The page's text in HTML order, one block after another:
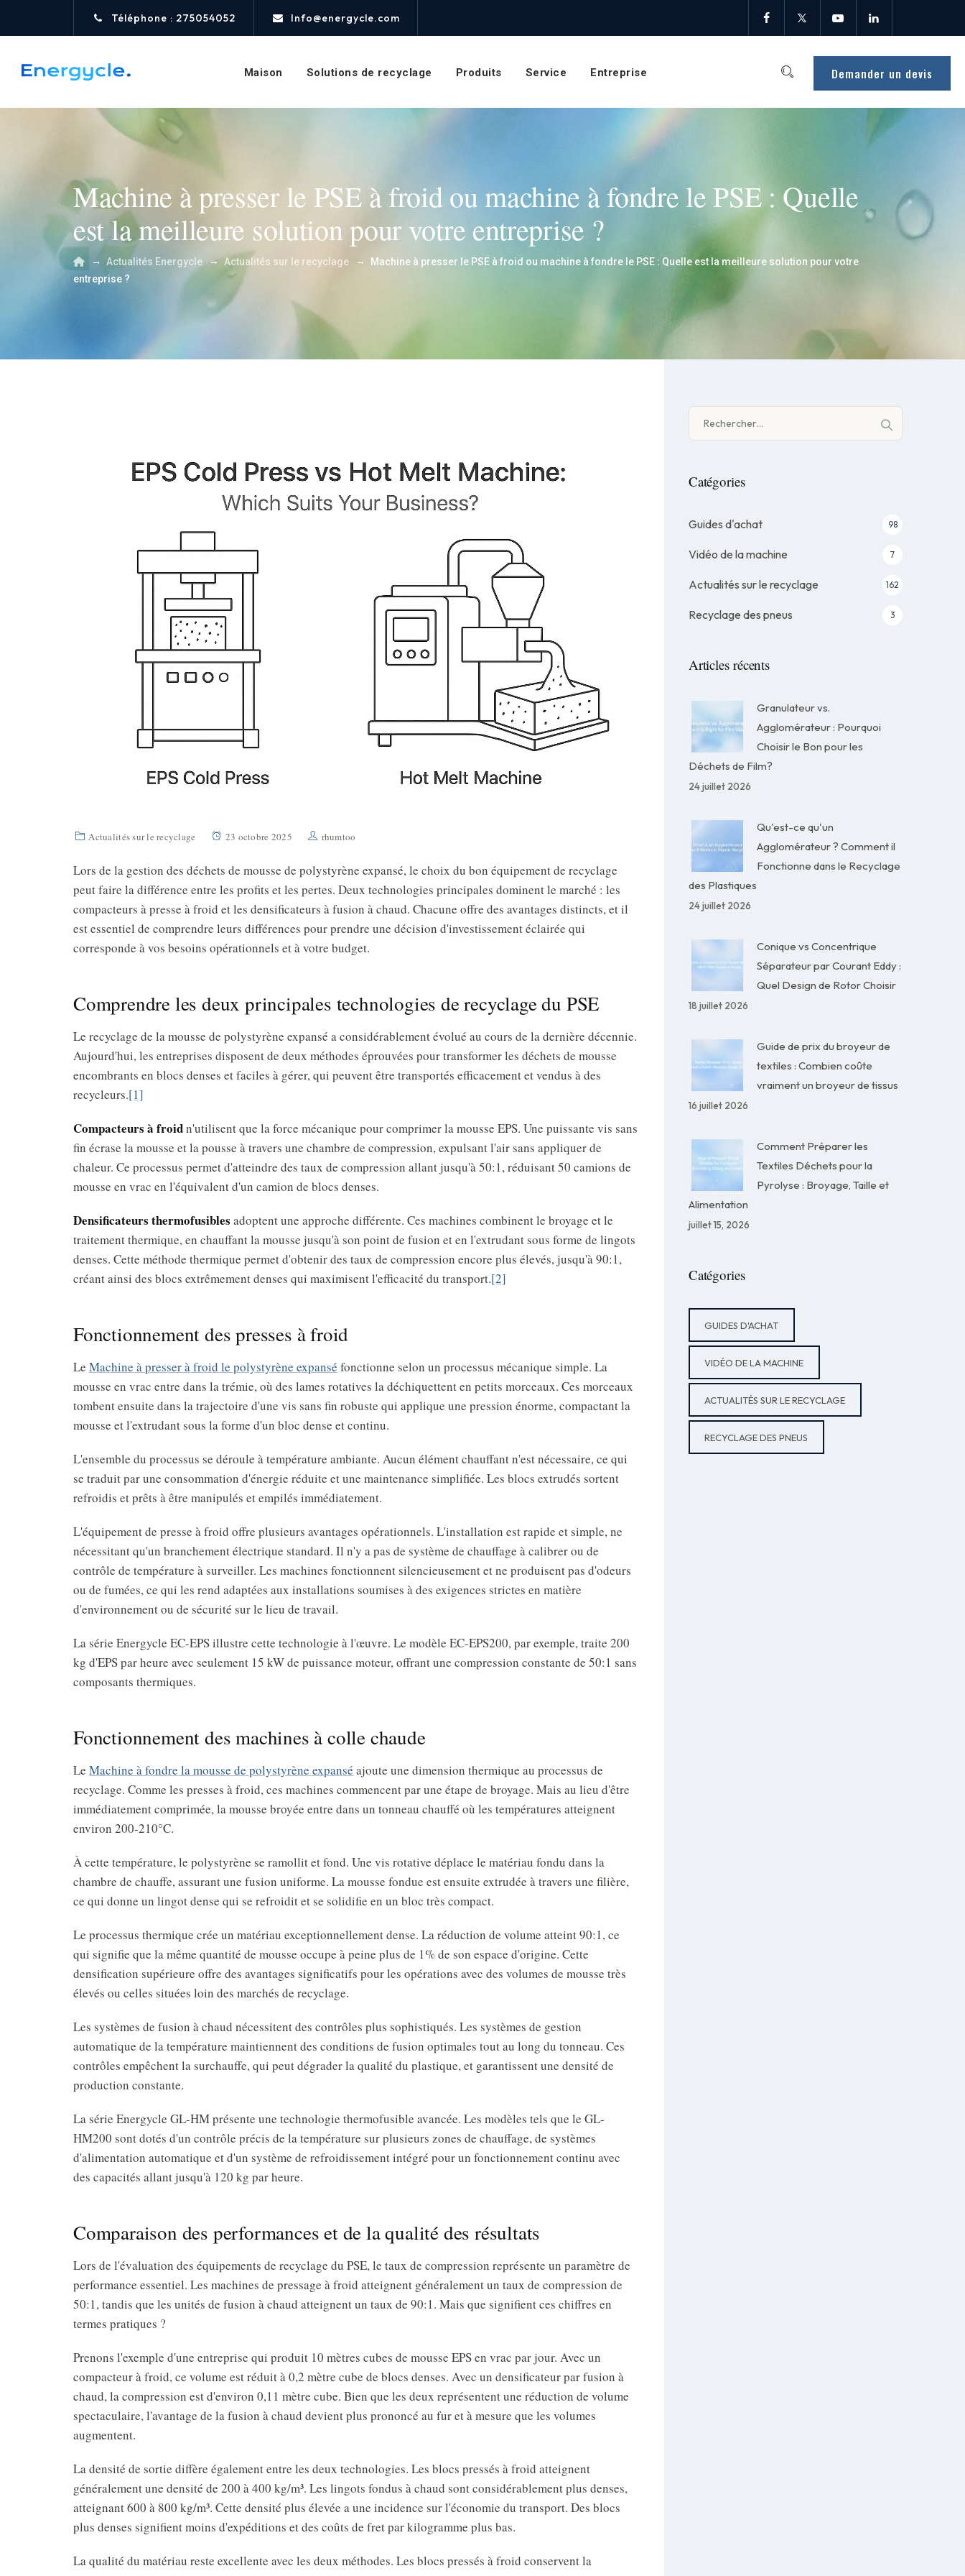
Téléphone : 275054052 Info@energycle.com
Demander un devis
Maison Solutions de recyclage Produits Service Entreprise
Machine à presser le PSE à froid ou machine à fondre le PSE : Quelle
est la meilleure solution pour votre entreprise ?
→ Actualités Energycle → Actualités sur le recyclage →
Machine à presser le PSE à froid ou machine à fondre le PSE : Quelle est la meilleure solution pour votre
entreprise ?
Actualités sur le recyclage 23 octobre 2025 rhumtoo
Lors de la gestion des déchets de mousse de polystyrène expansé, le choix du bon équipement de recyclage
peut faire la différence entre les profits et les pertes. Deux technologies principales dominent le marché : les
compacteurs à presse à froid et les densificateurs à fusion à chaud. Chacune offre des avantages distincts, et il
est essentiel de comprendre leurs différences pour prendre une décision d'investissement éclairée qui
corresponde à vos besoins opérationnels et à votre budget.
Comprendre les deux principales technologies de recyclage du PSE
Le recyclage de la mousse de polystyrène expansé a considérablement évolué au cours de la dernière décennie.
Aujourd'hui, les entreprises disposent de deux méthodes éprouvées pour transformer les déchets de mousse
encombrants en blocs denses et faciles à gérer, qui peuvent être transportés efficacement et vendus à des
recycleurs.[1]
Compacteurs à froidn'utilisent que la force mécanique pour comprimer la mousse EPS. Une puissante vis sans
fin écrase la mousse et la pousse à travers une chambre de compression, expulsant l'air sans appliquer de
chaleur. Ce processus permet d'atteindre des taux de compression allant jusqu'à 50:1, réduisant 50 camions de
mousse en vrac en l'équivalent d'un camion de blocs denses.
Densificateurs thermofusibles adoptent une approche différente. Ces machines combinent le broyage et le
traitement thermique, en chauffant la mousse jusqu'à son point de fusion et en l'extrudant sous forme de lingots
denses. Cette méthode thermique permet d'obtenir des taux de compression encore plus élevés, jusqu'à 90:1,
créant ainsi des blocs extrêmement denses qui maximisent l'efficacité du transport.[2]
Fonctionnement des presses à froid
Le Machine à presser à froid le polystyrène expansé fonctionne selon un processus mécanique simple. La
mousse en vrac entre dans la trémie, où des lames rotatives la déchiquettent en petits morceaux. Ces morceaux
tombent ensuite dans la trajectoire d'une vis sans fin robuste qui applique une pression énorme, compactant la
mousse et l'extrudant sous la forme d'un bloc dense et continu.
L'ensemble du processus se déroule à température ambiante. Aucun élément chauffant n'est nécessaire, ce qui
se traduit par une consommation d'énergie réduite et une maintenance simplifiée. Les blocs extrudés sortent
refroidis et prêts à être manipulés et empilés immédiatement.
L'équipement de presse à froid offre plusieurs avantages opérationnels. L'installation est rapide et simple, ne
nécessitant qu'un branchement électrique standard. Il n'y a pas de système de chauffage à calibrer ou de
contrôle de température à surveiller. Les machines fonctionnent silencieusement et ne produisent pas d'odeurs
ou de fumées, ce qui les rend adaptées aux installations soumises à des exigences strictes en matière
d'environnement ou de sécurité sur le lieu de travail.
La série Energycle EC-EPS illustre cette technologie à l'œuvre. Le modèle EC-EPS200, par exemple, traite 200
kg d'EPS par heure avec seulement 15 kW de puissance moteur, offrant une compression constante de 50:1 sans
composants thermiques.
Fonctionnement des machines à colle chaude
Le Machine à fondre la mousse de polystyrène expansé ajoute une dimension thermique au processus de
recyclage. Comme les presses à froid, ces machines commencent par une étape de broyage. Mais au lieu d'être
immédiatement comprimée, la mousse broyée entre dans un tonneau chauffé où les températures atteignent
environ 200-210°C.
À cette température, le polystyrène se ramollit et fond. Une vis rotative déplace le matériau fondu dans la
chambre de chauffe, assurant une fusion uniforme. La mousse fondue est ensuite extrudée à travers une filière,
ce qui donne un lingot dense qui se refroidit et se solidifie en un bloc très compact.
Le processus thermique crée un matériau exceptionnellement dense. La réduction de volume atteint 90:1, ce
qui signifie que la même quantité de mousse occupe à peine plus de 1% de son espace d'origine. Cette
densification supérieure offre des avantages significatifs pour les opérations avec des volumes de mousse très
élevés ou celles situées loin des marchés de recyclage.
Les systèmes de fusion à chaud nécessitent des contrôles plus sophistiqués. Les systèmes de gestion
automatique de la température maintiennent des conditions de fusion optimales tout au long du tonneau. Ces
contrôles empêchent la surchauffe, qui peut dégrader la qualité du plastique, et garantissent une densité de
production constante.
La série Energycle GL-HM présente une technologie thermofusible avancée. Les modèles tels que le GL-
HM200 sont dotés d'un contrôle précis de la température sur plusieurs zones de chauffage, de systèmes
d'alimentation automatique et d'un système de refroidissement intégré pour un fonctionnement continu avec
des capacités allant jusqu'à 120 kg par heure.
Comparaison des performances et de la qualité des résultats
Lors de l'évaluation des équipements de recyclage du PSE, le taux de compression représente un paramètre de
performance essentiel. Les machines de pressage à froid atteignent généralement un taux de compression de
50:1, tandis que les unités de fusion à chaud atteignent un taux de 90:1. Mais que signifient ces chiffres en
termes pratiques ?
Prenons l'exemple d'une entreprise qui produit 10 mètres cubes de mousse EPS en vrac par jour. Avec un
compacteur à froid, ce volume est réduit à 0,2 mètre cube de blocs denses. Avec un densificateur par fusion à
chaud, la compression est d'environ 0,11 mètre cube. Bien que les deux représentent une réduction de volume
spectaculaire, l'avantage de la fusion à chaud devient plus prononcé au fur et à mesure que les volumes
augmentent.
La densité de sortie diffère également entre les deux technologies. Les blocs pressés à froid atteignent
généralement une densité de 200 à 400 kg/m³. Les lingots fondus à chaud sont considérablement plus denses,
atteignant 600 à 800 kg/m³. Cette densité plus élevée a une incidence sur l'économie du transport. Des blocs
plus denses signifient moins d'expéditions et des coûts de fret par kilogramme plus bas.
La qualité du matériau reste excellente avec les deux méthodes. Les blocs pressés à froid conservent la
Catégories
Guides d'achat 98
Vidéo de la machine 7
Actualités sur le recyclage 162
Recyclage des pneus 3
Articles récents
Granulateur vs.
Agglomérateur : Pourquoi
Choisir le Bon pour les
Déchets de Film?
24 juillet 2026
Qu'est-ce qu'un
Agglomérateur ? Comment il
Fonctionne dans le Recyclage
des Plastiques
24 juillet 2026
Conique vs Concentrique
Séparateur par Courant Eddy :
Quel Design de Rotor Choisir
18 juillet 2026
Guide de prix du broyeur de
textiles : Combien coûte
vraiment un broyeur de tissus
16 juillet 2026
Comment Préparer les
Textiles Déchets pour la
Pyrolyse : Broyage, Taille et
Alimentation
juillet 15, 2026
Catégories
GUIDES D'ACHAT
VIDÉO DE LA MACHINE
ACTUALITÉS SUR LE RECYCLAGE
RECYCLAGE DES PNEUS